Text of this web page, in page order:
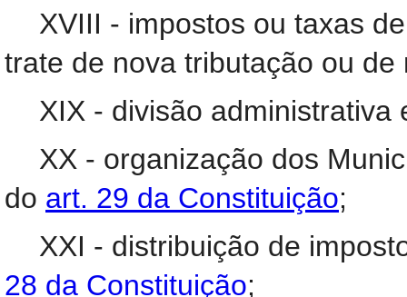
XVIII - impostos ou taxas
trate de nova tributação ou de
XIX - divisão administrativa
XX - organização dos
do art. 29 da Constituição;
XXI - distribuição de
28 da Constituição;